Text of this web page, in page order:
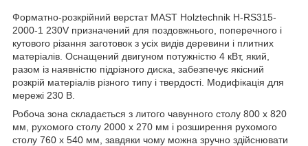
Форматно-розкрійний верстат MAST Holztechnik H-RS315-
2000-1 230V призначений для поздовжнього, поперечного і
кутового різання заготовок з усіх видів деревини і плитних
матеріалів. Оснащений двигуном потужністю 4 кВт, який,
разом із наявністю підрізного диска, забезпечує якісний
розкрій матеріалів різного типу і твердості. Модифікація для
мережі 230 В.
Робоча зона складається з литого чавунного столу 800 х 820
мм, рухомого столу 2000 х 270 мм і розширення рухомого
столу 760 х 540 мм, завдяки чому можна зручно здійснювати